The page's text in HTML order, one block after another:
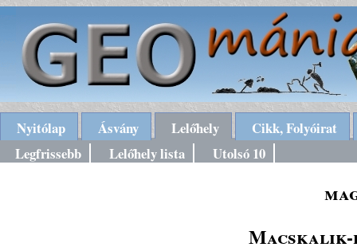
Nyitólap Ásvány Lelőhely
Cikk, Folyóirat
Legfrissebb
Lelőhely lista Utolsó 10
Macskalik-